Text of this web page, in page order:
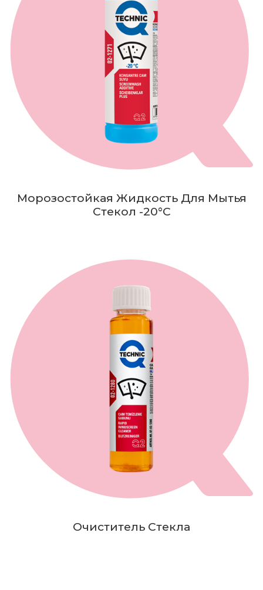
Морозостойкая Жидкость Для Мытья
Стекол -20°C
Очиститель Стекла